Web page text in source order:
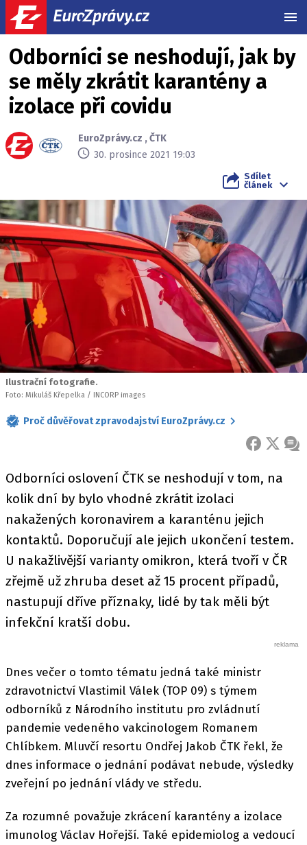
Odborníci se neshodují, jak by
se měly zkrátit karantény a
izolace při covidu
EuroZprávy.cz ,ČTK
30. prosince 2021 19:03
Sdílet
článek
Ilustrační fotografie.
Foto: Mikuláš Křepelka / INCORP images
Proč důvěřovat zpravodajství EuroZprávy.cz
FACEBOOK
X
Odborníci oslovení ČTK se neshodují v tom, na
kolik dní by bylo vhodné zkrátit izolaci
nakažených koronavirem a karanténu jejich
kontaktů. Doporučují ale jejich ukončení testem.
U nakažlivější varianty omikron, která tvoří v ČR
zřejmě už zhruba deset až 15 procent případů,
nastupují dříve příznaky, lidé by tak měli být
infekční kratší dobu.
Dnes večer o tomto tématu jedná také ministr
zdravotnictví Vlastimil Válek (TOP 09) s týmem
odborníků z Národního institutu pro zvládnutí
pandemie vedeného vakcinologem Romanem
Chlíbkem. Mluvčí resortu Ondřej Jakob ČTK řekl, že
dnes informace o jednání podávat nebude, výsledky
zveřejní po jednání vlády ve středu.
Za rozumné považuje zkrácení karantény a izolace
imunolog Václav Hořejší. Také epidemiolog a vedoucí